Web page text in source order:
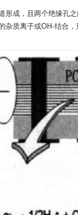
形成，且两个绝缘孔
杂质离子或OH-结合